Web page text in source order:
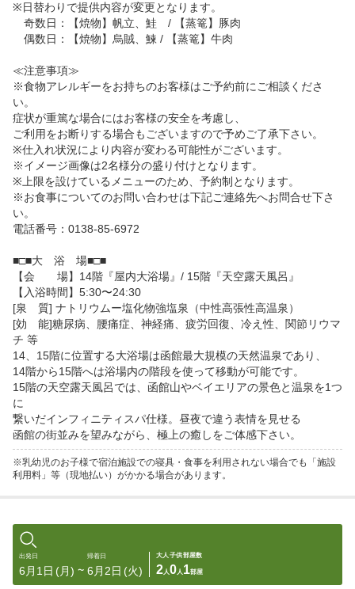
※日替わりで提供内容が変更となります。
奇数日：【焼物】帆立、鮭　/ 【蒸篭】豚肉
偶数日：【焼物】烏賊、鰊 / 【蒸篭】牛肉
≪注意事項≫
※食物アレルギーをお持ちのお客様はご予約前にご相談くださ
い。
症状が重篤な場合にはお客様の安全を考慮し、
ご利用をお断りする場合もございますので予めご了承下さい。
※仕入れ状況により内容が変わる可能性がございます。
※イメージ画像は2名様分の盛り付けとなります。
※上限を設けているメニューのため、予約制となります。
※お食事についてのお問い合わせは下記ご連絡先へお問合せ下さ
い。
電話番号：0138-85-6972
■□■大　浴　場■□■
【会　　場】14階『屋内大浴場』/ 15階『天空露天風呂』
【入浴時間】5:30〜24:30
[泉　質] ナトリウムー塩化物強塩泉（中性高張性高温泉）
[効　能]糖尿病、腰痛症、神経痛、疲労回復、冷え性、関節リウマ
チ 等
14、15階に位置する大浴場は函館最大規模の天然温泉であり、
14階から15階へは浴場内の階段を使って移動が可能です。
15階の天空露天風呂では、函館山やベイエリアの景色と温泉を1つ
に
繋いだインフィニティスパ仕様。昼夜で違う表情を見せる
※乳幼児のお子様で宿泊施設での寝具・食事を利用されない場合でも「施設
利用料」等（現地払い）がかかる場合があります。
出発日
6月1日 (月) 〜
帰着日
6月2日 (火)
大人
2人
子供
0人
部屋数
1部屋